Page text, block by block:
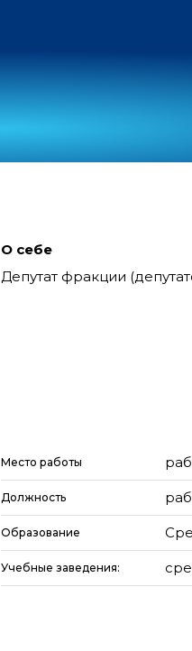
О себе
Депутат фракции
Место работы
Должность
Образование
Учебные заведения: